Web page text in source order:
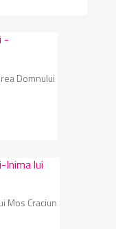
Domnului
Mos Craciun